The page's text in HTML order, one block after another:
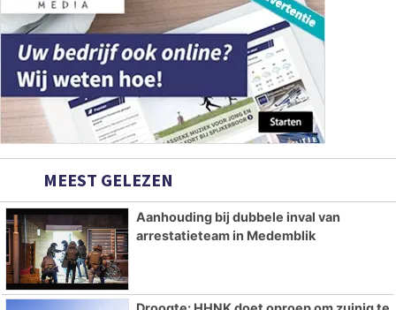
MEEST GELEZEN
Aanhouding bij dubbele inval van
arrestatieteam in Medemblik